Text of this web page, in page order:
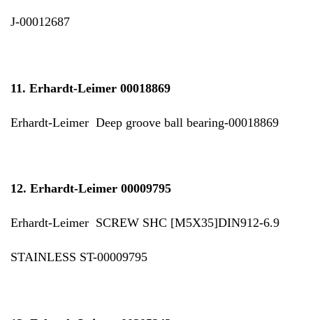
J-00012687
11. Erhardt-Leimer 00018869
Erhardt-Leimer Deep groove ball bearing-00018869
12. Erhardt-Leimer 00009795
Erhardt-Leimer SCREW SHC [M5X35]DIN912-6.9
STAINLESS ST-00009795